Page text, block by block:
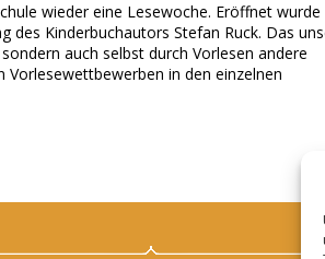
wieder eine Lesewoche. Eröffnet wurde
des Kinderbuchautors Stefan Ruck. Das
auch selbst durch Vorlesen andere
in den einzelnen